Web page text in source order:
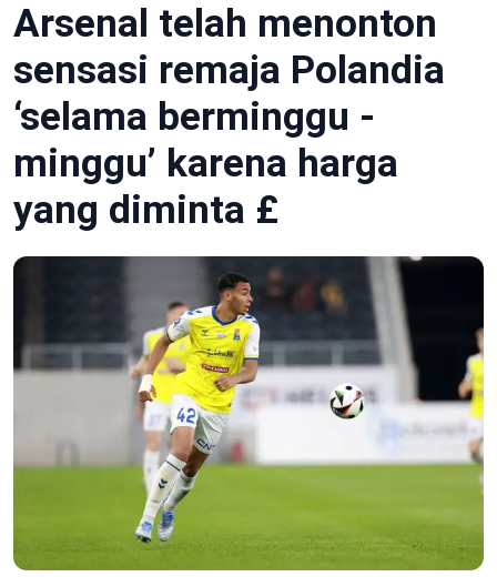
Arsenal telah menonton
sensasi remaja Polandia
‘selama berminggu -
minggu’ karena harga
yang diminta £